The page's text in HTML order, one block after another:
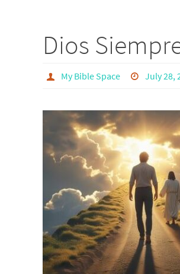
Dios
My Bible Space July 28,